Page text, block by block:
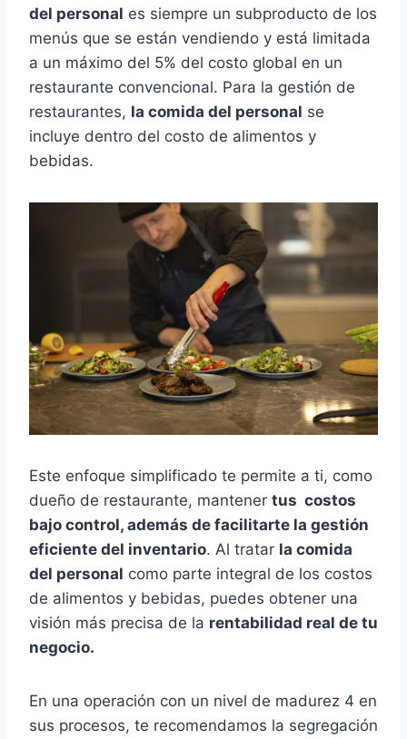
del personal es siempre un subproducto de los
menús que se están vendiendo y está limitada
a un máximo del 5% del costo global en un
restaurante convencional. Para la gestión de
restaurantes, la comida del personal se
incluye dentro del costo de alimentos y
bebidas.
Este enfoque simplificado te permite a ti, como
dueño de restaurante, mantener tus costos
bajo control, además de facilitarte la gestión
eficiente del inventario. Al tratar la comida
del personal como parte integral de los costos
de alimentos y bebidas, puedes obtener una
visión más precisa de la rentabilidad real de tu
negocio.
En una operación con un nivel de madurez 4 en
sus procesos, te recomendamos la segregación